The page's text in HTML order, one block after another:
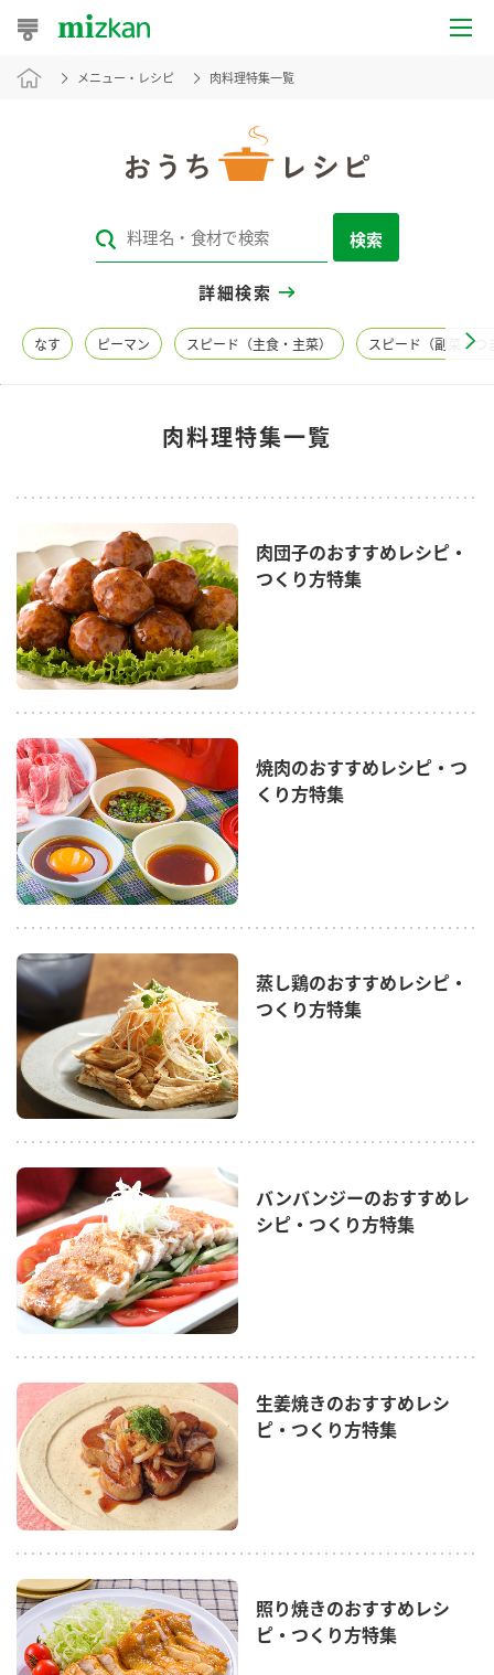
おうちレシピ
レシピカテゴリ一覧
レシピ名特集
酢 調味酢
お酢ドリンク
みりん風・料理酒 鍋用調味料
つゆ
クイック調味料
ふりかけ
炊き込みご飯の素 米飯用調味液
納豆
新商品一覧
キャンペーン情報
ブランド・スペシャルサイト
商品ブランドサイト
Fibee（ファイビー）
くらしプラ酢
カンタン酢
お酢ドリンク
ぽん酢
かおりの蔵
つゆ
鍋なび
納豆のサイト
PIN印
三ツ判山吹
千夜
スペシャルサイト
すしラボ
ぽん酢サワー
納豆の豆知識
鍋奉行マニュアル
ミツカンのCM
ロングセラー商品 ＋ おすすめレシピ
人気商品 ＋ おすすめレシピ
企業情報
国内事業概要
ミツカングループについて
企業理念
ミツカンの歴史
ミツカンを知る
環境への取り組み
水の文化センター（アーカイブ）
ZENB initiative
MIM（ミツカンミュージアム）
各部門が大切にしていること
おいしさと健康への取り組み
キッザニア東京「ぽん酢工房」
採用情報
ニュースリリース
お客様相談センター
お客様の声をいかしました
販売終了製品のご案内
よくあるご質問
お問い合わせ
地図から取り扱い店舗を探す
ミツカン公式通販
メニュー・レシピ 肉料理特集一覧
検索
詳細検索
なす ピーマン スピード（主食・主菜） スピード（副菜・つ
肉料理特集一覧
肉団子のおすすめレシピ・
つくり方特集
焼肉のおすすめレシピ・つ
くり方特集
蒸し鶏のおすすめレシピ・
つくり方特集
バンバンジーのおすすめレ
シピ・つくり方特集
生姜焼きのおすすめレシ
ピ・つくり方特集
照り焼きのおすすめレシ
ピ・つくり方特集